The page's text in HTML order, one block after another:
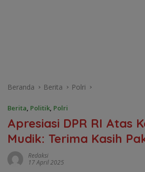
Beranda Berita Polri
Berita, Politik, Polri
Apresiasi DPR RI Atas
Mudik: Terima Kasih
Redaksi
17 April 2025